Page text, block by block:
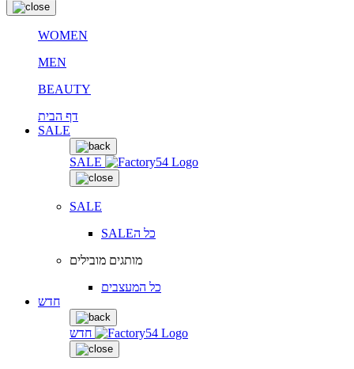
WOMEN
MEN
BEAUTY
דף הבית
SALE
SALE
SALE
SALEכל ה
מותגים מובילים
כל המעצבים
חדש
חדש